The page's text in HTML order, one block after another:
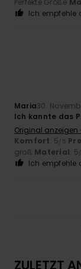
Ich empfehle
Maria30.
Ich kannte das
Original anzeigen
Komfort: 5 /5
groß Material: 5
Ich empfehle
ZULETZT